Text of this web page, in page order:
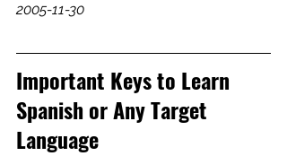
2005-11-30
Important Keys to Learn
Spanish or Any Target
Language